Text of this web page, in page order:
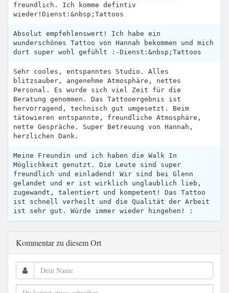
freundlich. Ich komme defintiv
wieder!Dienst:&nbsp;Tattoos
Absolut empfehlenswert! Ich habe ein
wunderschönes Tattoo von Hannah bekommen und mich
dort super wohl gefühlt :-Dienst:&nbsp;Tattoos
Sehr cooles, entspanntes Studio. Alles
blitzsauber, angenehme Atmosphäre, nettes
Personal. Es wurde sich viel Zeit für die
Beratung genommen. Das Tattooergebnis ist
hervorragend, technisch gut umgesetzt. Beim
tätowieren entspannte, freundliche Atmosphäre,
nette Gespräche. Super Betreuung von Hannah,
herzlichen Dank.
Meine Freundin und ich haben die Walk In
Möglichkeit genutzt. Die Leute sind super
freundlich und einladend! Wir sind bei Glenn
gelandet und er ist wirklich unglaublich lieb,
zugewandt, talentiert und kompetent! Das Tattoo
ist schnell verheilt und die Qualität der Arbeit
ist sehr gut. Würde immer wieder hingehen! :
Kommentar zu diesem Ort